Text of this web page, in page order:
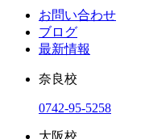
お問い合わせ
ブログ
最新情報
奈良校
0742-95-5258